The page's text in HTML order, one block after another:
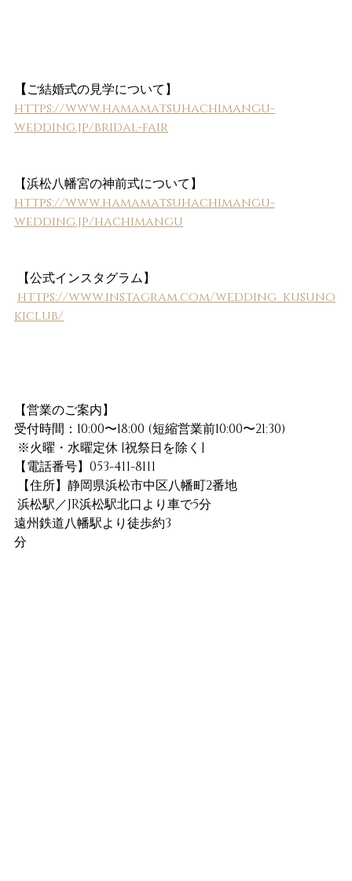
【ご結婚式の見学について】
https://www.hamamatsuhachimangu-
wedding.jp/bridal-fair
【浜松八幡宮の神前式について】
https://www.hamamatsuhachimangu-
wedding.jp/hachimangu
【公式インスタグラム】
https://www.instagram.com/wedding_kusuno
kiclub/
【営業のご案内】
受付時間：10:00〜18:00 (短縮営業前10:00〜21:30)
※火曜・水曜定休 [祝祭日を除く]
【電話番号】053-411-8111
【住所】静岡県浜松市中区八幡町2番地
浜松駅／JR浜松駅北口より車で5分
遠州鉄道八幡駅より徒歩約3
分